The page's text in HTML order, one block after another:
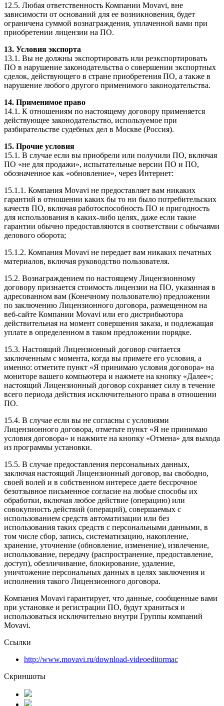
12.5. Любая ответственность Компании Movavi, вне
зависимости от оснований для ее возникновения, будет
ограничена суммой вознаграждения, уплаченной вами при
приобретении лицензии на ПО.
13. Условия экспорта
13.1. Вы не должны экспортировать или реэкспортировать
ПО в нарушение законодательства о совершении экспортных
сделок, действующего в стране приобретения ПО, а также в
нарушение любого другого применимого законодательства.
14. Применимое право
14.1. К отношениям по настоящему договору применяется
действующее законодательство, используемое при
разбирательстве судебных дел в Москве (Россия).
15. Прочие условия
15.1. В случае если вы приобрели или получили ПО, включая
ПО «не для продажи», испытательные версии ПО и ПО,
обозначенное как «обновление», через Интернет:
15.1.1. Компания Movavi не предоставляет вам никаких
гарантий в отношении каких бы то ни было потребительских
качеств ПО, включая работоспособность ПО и пригодность
для использования в каких-либо целях, даже если такие
гарантии обычно предоставляются в соответствии с обычаями
делового оборота;
15.1.2. Компания Movavi не передает вам никаких печатных
материалов, включая руководство пользователя.
15.2. Вознаграждением по настоящему Лицензионному
договору признается стоимость лицензии на ПО, указанная в
адресованном вам (Конечному пользователю) предложении
по заключению Лицензионного договора, размещенном на
веб-сайте Компании Movavi или его дистрибьютора
действительная на момент совершения заказа, и подлежащая
уплате в определенном в таком предложении порядке.
15.3. Настоящий Лицензионный договор считается
заключенным с момента, когда вы примете его условия, а
именно: отметите пункт «Я принимаю условия договора» на
мониторе вашего компьютера и нажмете на кнопку «Далее»;
настоящий Лицензионный договор сохраняет силу в течение
всего периода действия исключительного права в отношении
ПО.
15.4. В случае если вы не согласны с условиями
Лицензионного договора, отметьте пункт «Я не принимаю
условия договора» и нажмите на кнопку «Отмена» для выхода
из программы установки.
15.5. В случае предоставления персональных данных,
заключая настоящий Лицензионный договор, вы свободно,
своей волей и в собственном интересе даете бессрочное
безотзывное письменное согласие на любые способы их
обработки, включая любое действие (операцию) или
совокупность действий (операций), совершаемых с
использованием средств автоматизации или без
использования таких средств с персональными данными, в
том числе сбор, запись, систематизацию, накопление,
хранение, уточнение (обновление, изменение), извлечение,
использование, передачу (распространение, предоставление,
доступ), обезличивание, блокирование, удаление,
уничтожение персональных данных в целях заключения и
исполнения такого Лицензионного договора.
Компания Movavi гарантирует, что данные, сообщенные вами
при установке и регистрации ПО, будут храниться и
использоваться исключительно внутри Группы компаний
Movavi.
Ссылки
http://www.movavi.ru/download-videoeditormac
Скриншоты